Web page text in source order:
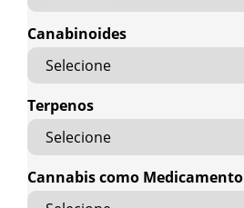
Canabinoides
Terpenos
Cannabis como Medicamento